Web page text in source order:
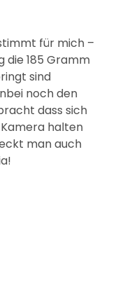
für mich –
die 185 Gramm
sind
noch den
dass sich
halten
man auch